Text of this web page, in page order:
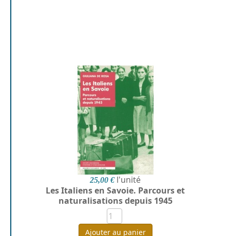
25,00 € l'unité
Les Italiens en Savoie. Parcours et
naturalisations depuis 1945
Ajouter au panier